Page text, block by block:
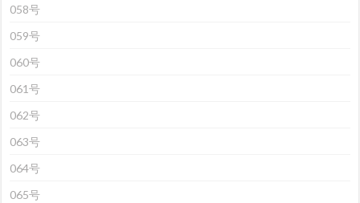
058号
059号
060号
061号
062号
063号
064号
065号